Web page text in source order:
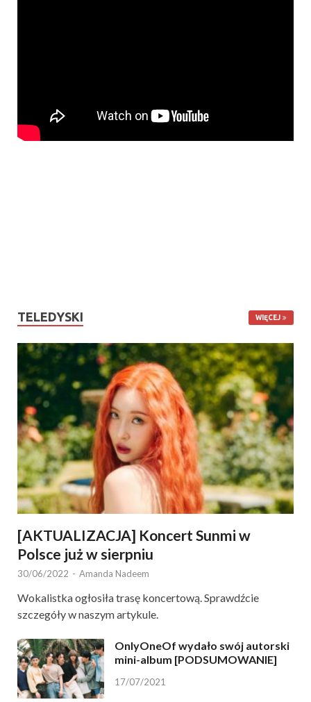
TELEDYSKI WIĘCEJ
[AKTUALIZACJA] Koncert Sunmi w
Polsce już w sierpniu
30/06/2022 - Amanda Nadeem
Wokalistka ogłosiła trasę koncertową. Sprawdźcie
szczegóły w naszym artykule.
OnlyOneOf wydało swój autorski
mini-album [PODSUMOWANIE]
17/07/2021